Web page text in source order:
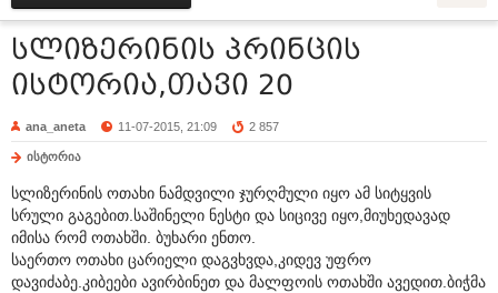
სლიზერინის პრინცის
ისტორია,თავი 20
ana_aneta 11-07-2015, 21:09 2 857
ისტორია
სლიზერინის ოთახი ნამდვილი ჯურღმული იყო ამ სიტყვის
სრული გაგებით.საშინელი ნესტი და სიცივე იყო,მიუხედავად
იმისა რომ ოთახში. ბუხარი ენთო.
საერთო ოთახი ცარიელი დაგვხვდა,კიდევ უფრო
დავიძაბე.კიბეები ავირბინეთ და მალფოის ოთახში ავედით.ბიჭმა